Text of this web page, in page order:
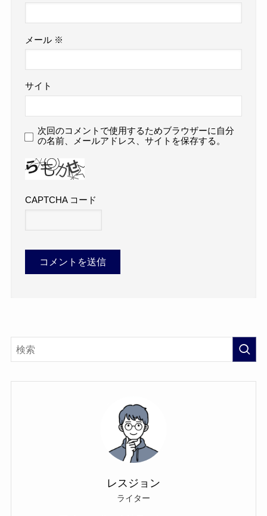
メール ※
サイト
次回のコメントで使用するためブラウザーに自分
の名前、メールアドレス、サイトを保存する。
CAPTCHA コード
レスジョン
ライター